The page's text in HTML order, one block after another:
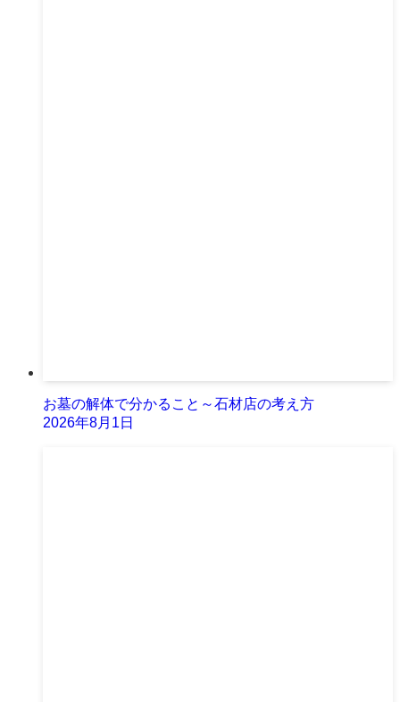
お墓の解体で分かること～石材店の考え方
2026年8月1日